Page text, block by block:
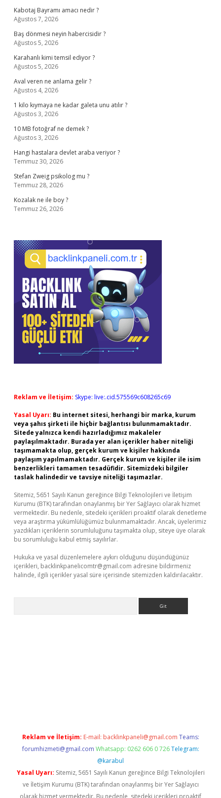
Kabotaj Bayramı amacı nedir ?
Ağustos 7, 2026
Baş dönmesi neyin habercisidir ?
Ağustos 5, 2026
Karahanlı kimi temsil ediyor ?
Ağustos 5, 2026
Aval veren ne anlama gelir ?
Ağustos 4, 2026
1 kilo kıymaya ne kadar galeta unu atılır ?
Ağustos 3, 2026
10 MB fotoğraf ne demek ?
Ağustos 3, 2026
Hangi hastalara devlet araba veriyor ?
Temmuz 30, 2026
Stefan Zweig psikolog mu ?
Temmuz 28, 2026
Kozalak ne ile boy ?
Temmuz 26, 2026
Reklam ve İletişim: Skype: live:.cid.575569c608265c69
Yasal Uyarı: Bu internet sitesi, herhangi bir marka, kurum
veya şahıs şirketi ile hiçbir bağlantısı bulunmamaktadır.
Sitede yalnızca kendi hazırladığımız makaleler
paylaşılmaktadır. Burada yer alan içerikler haber niteliği
taşımamakta olup, gerçek kurum ve kişiler hakkında
paylaşım yapılmamaktadır. Gerçek kurum ve kişiler ile isim
benzerlikleri tamamen tesadüfidir. Sitemizdeki bilgiler
taslak halindedir ve tavsiye niteliği taşımazlar.
Sitemiz, 5651 Sayılı Kanun gereğince Bilgi Teknolojileri ve İletişim
Kurumu (BTK) tarafından onaylanmış bir Yer Sağlayıcı olarak hizmet
vermektedir. Bu nedenle, sitedeki içerikleri proaktif olarak denetleme
veya araştırma yükümlülüğümüz bulunmamaktadır. Ancak, üyelerimiz
yazdıkları içeriklerin sorumluluğunu taşımakta olup, siteye üye olarak
bu sorumluluğu kabul etmiş sayılırlar.
Hukuka ve yasal düzenlemelere aykırı olduğunu düşündüğünüz
içerikleri, backlinkpanelicomtr@gmail.com adresine bildirmeniz
halinde, ilgili içerikler yasal süre içerisinde sitemizden kaldırılacaktır.
Reklam ve İletişim: E-mail: backlinkpaneli@gmail.com Teams:
forumhizmeti@gmail.com Whatsapp: 0262 606 0 726 Telegram:
@karabul
Yasal Uyarı: Sitemiz, 5651 Sayılı Kanun gereğince Bilgi Teknolojileri
ve İletişim Kurumu (BTK) tarafından onaylanmış bir Yer Sağlayıcı
olarak hizmet vermektedir. Bu nedenle, sitedeki içerikleri proaktif